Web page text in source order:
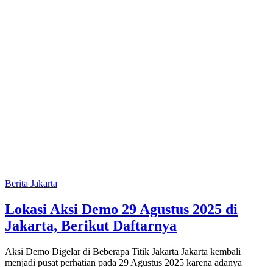
Berita Jakarta
Lokasi Aksi Demo 29 Agustus 2025 di
Jakarta, Berikut Daftarnya
Aksi Demo Digelar di Beberapa Titik Jakarta Jakarta kembali
menjadi pusat perhatian pada 29 Agustus 2025 karena adanya